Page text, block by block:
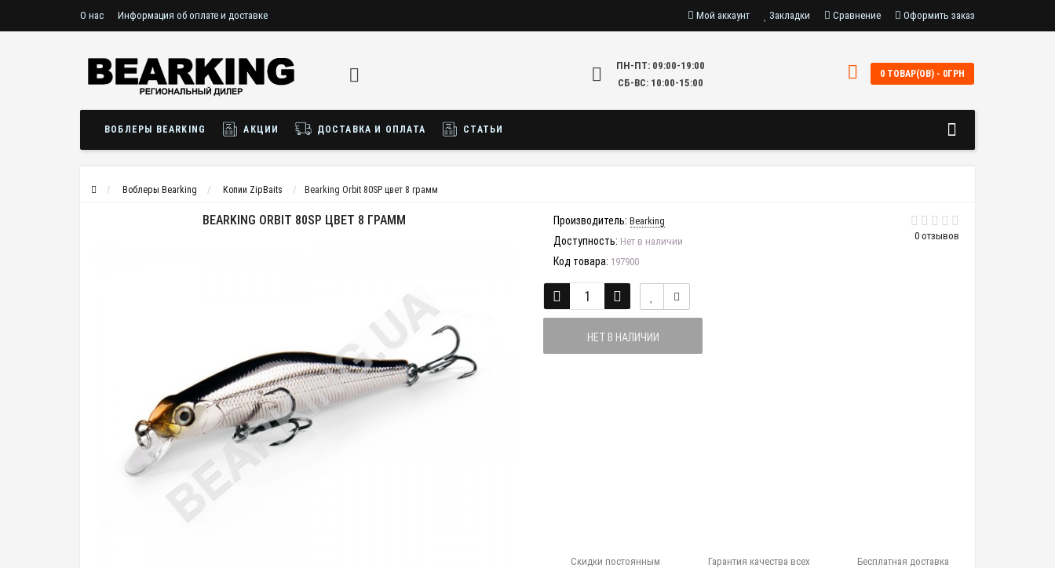
О нас Информация об оплате и доставке Мой аккаунт Закладки Сравнение Оформить заказ
ПН-ПТ: 09:00-19:00
СБ-ВС: 10:00-15:00
0 ТОВАР(ОВ) - 0ГРН
ВОБЛЕРЫ BEARKING АКЦИИ ДОСТАВКА И ОПЛАТА СТАТЬИ
Воблеры Bearking Копии ZipBaits Bearking Orbit 80SP цвет 8 грамм
BEARKING ORBIT 80SP ЦВЕТ 8 ГРАММ
0 отзывов
Производитель: Bearking
Доступность: Нет в наличии
Код товара: 197900
НЕТ В НАЛИЧИИ
Скидки постоянным
Гарантия качества всех
Бесплатная доставка